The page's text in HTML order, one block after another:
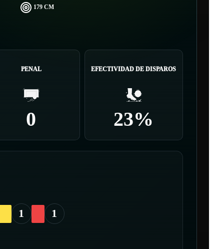
179 CM
PENAL
0
EFECTIVIDAD DE DISPAROS
23%
1 1